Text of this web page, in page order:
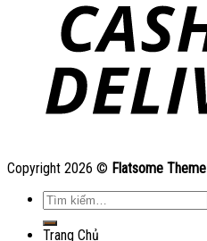
Copyright 2026 © Flatsome Theme
Tìm
kiếm:
Trang Chủ